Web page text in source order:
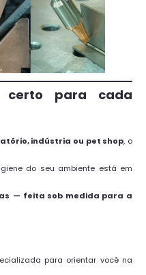
certo para cada
indústria ou pet shop, o
do seu ambiente está em
— feita sob medida para a
para orientar você na